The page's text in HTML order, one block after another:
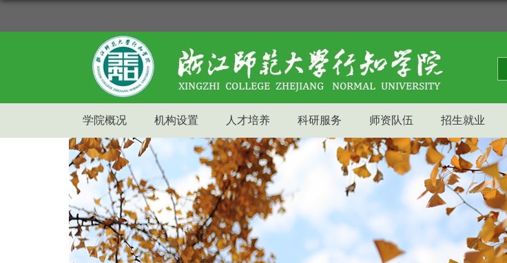
学院概况 机构设置 人才培养 科研服务 师资队伍 招生就业